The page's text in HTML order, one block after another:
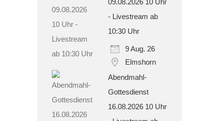
- Livestream ab
10:30 Uhr
9 Aug. 26
Elmshorn
Abendmahl-
Gottesdienst
16.08.2026 10 Uhr